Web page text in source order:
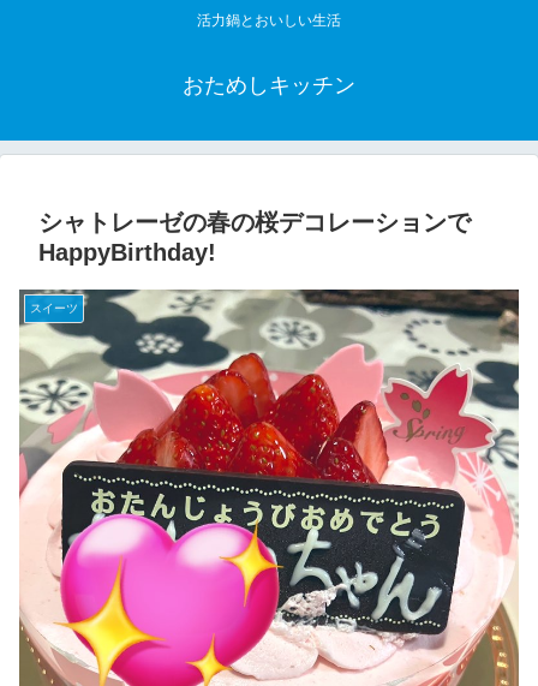
活力鍋とおいしい生活
おためしキッチン
シャトレーゼの春の桜デコレーションで
HappyBirthday!
スイーツ